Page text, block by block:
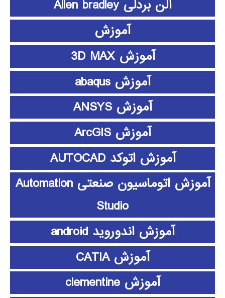
آلن بردلی Allen bradley
آموزش
آموزش 3D MAX
آموزش abaqus
آموزش ANSYS
آموزش ArcGIS
آموزش اتوکد AUTOCAD
آموزش اتوماسیون صنعتی Automation
Studio
آموزش اندوروید android
آموزش CATIA
آموزش clementine